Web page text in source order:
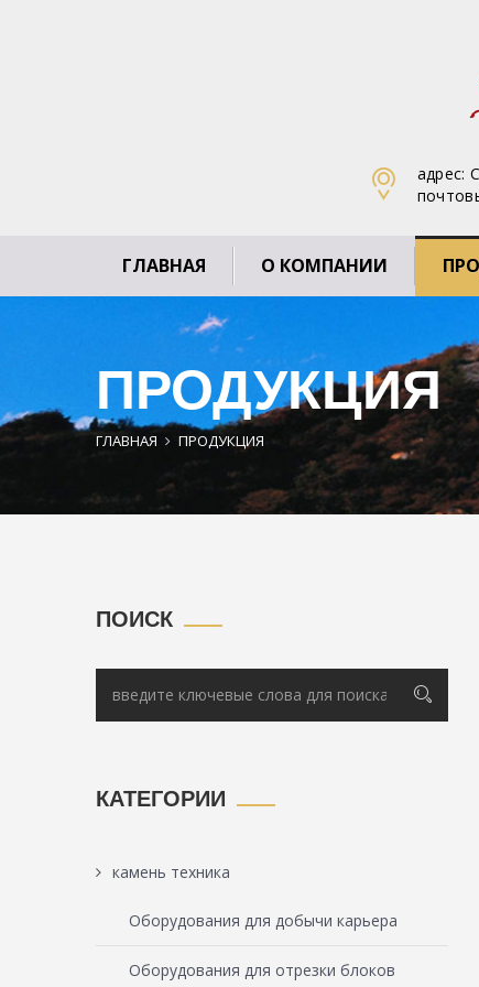
адрес:
ГЛАВНАЯ О КОМПАНИИ
ПРОДУКЦИЯ
ГЛАВНАЯ ПРОДУКЦИЯ
ПОИСК
КАТЕГОРИИ
камень техника
Оборудования для добычи карьера
Оборудования для отрезки блоков